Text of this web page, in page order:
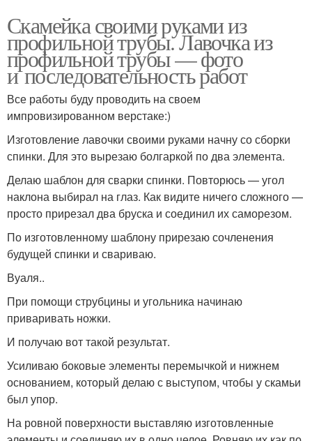
Скамейка своими руками из
профильной трубы. Лавочка из
профильной трубы — фото
и последовательность работ
Все работы буду проводить на своем
импровизированном верстаке:)
Изготовление лавочки своими руками начну со сборки
спинки. Для это вырезаю болгаркой по два элемента.
Делаю шаблон для сварки спинки. Повторюсь — угол
наклона выбирал на глаз. Как видите ничего сложного —
просто прирезал два бруска и соединил их саморезом.
По изготовленному шаблону прирезаю сочленения
будущей спинки и свариваю.
Вуаля..
При помощи струбцины и угольника начинаю
приваривать ножки.
И получаю вот такой результат.
Усиливаю боковые элементы перемычкой и нижнем
основанием, который делаю с выступом, чтобы у скамьи
был упор.
На ровной поверхности выставляю изготовленные